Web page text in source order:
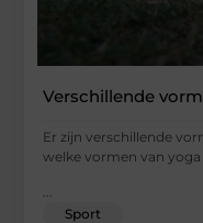
Verschillende
Er zijn verschillende
welke vormen van yoga
Sport